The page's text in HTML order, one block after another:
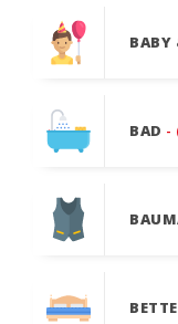
BABY
BAD -